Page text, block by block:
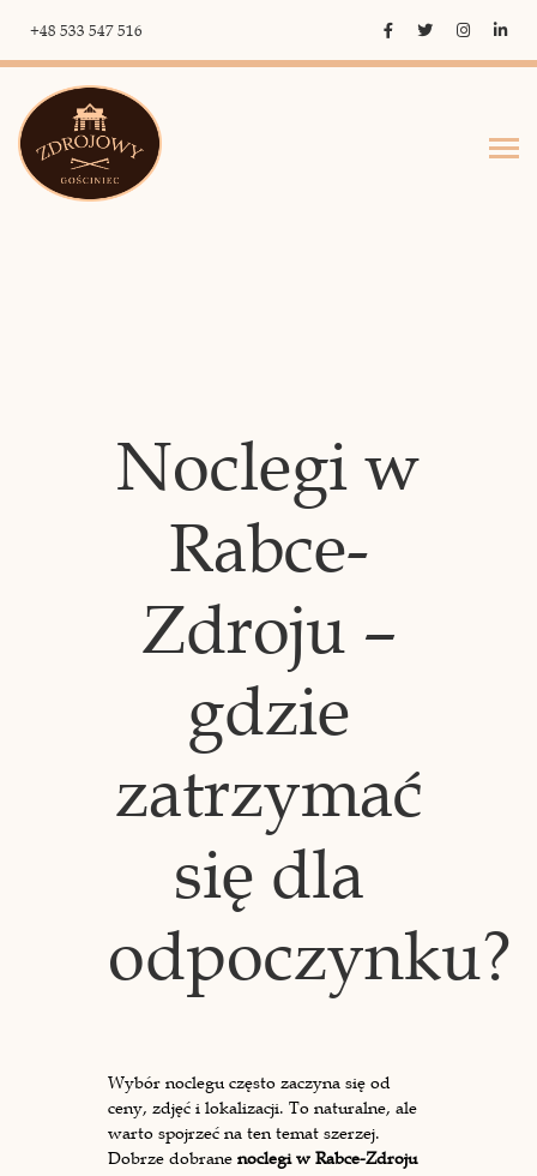
+48 533 547 516
Noclegi w
Rabce-
Zdroju –
gdzie
zatrzymać
się dla
odpoczynku?
Wybór noclegu często zaczyna się od
ceny, zdjęć i lokalizacji. To naturalne, ale
warto spojrzeć na ten temat szerzej.
Dobrze dobrane noclegi w Rabce-Zdroju